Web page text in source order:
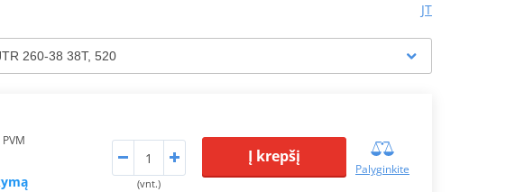
JT
(vnt.)
Į krepšį
Palyginkite